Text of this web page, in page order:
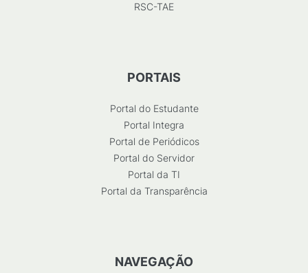
RSC-TAE
PORTAIS
Portal do Estudante
Portal Integra
Portal de Periódicos
Portal do Servidor
Portal da TI
Portal da Transparência
NAVEGAÇÃO